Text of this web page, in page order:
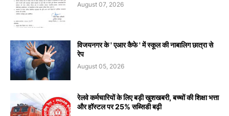
August 07, 2026
विजयनगर के ' एआर कैफे ' में स्कूल की नाबालिग छात्रा से
रेप
August 05, 2026
रेलवे कर्मचारियों के लिए बड़ी खुशखबरी, बच्चों की शिक्षा भत्ता
और हॉस्टल पर 25% सब्सिडी बढ़ी